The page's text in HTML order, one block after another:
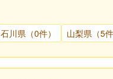
石川県（0件） 山梨県（5件